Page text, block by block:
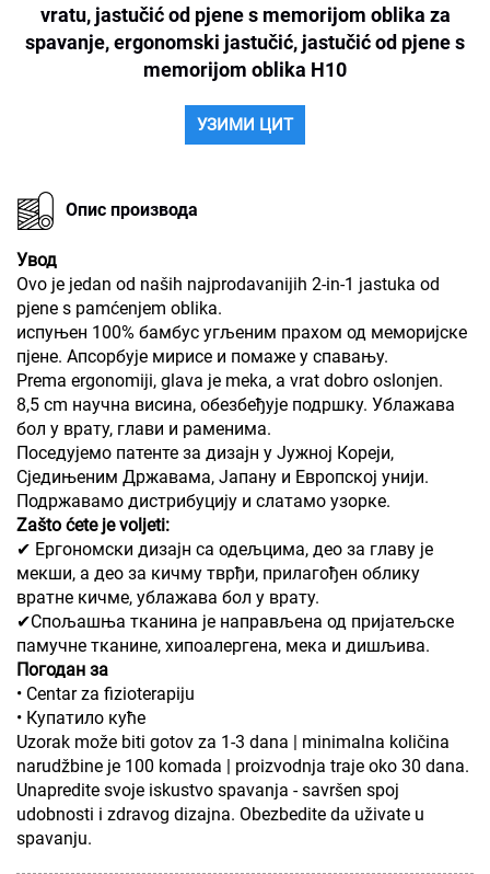
vratu, jastučić od pjene s memorijom oblika za
spavanje, ergonomski jastučić, jastučić od pjene s
memorijom oblika H10
УЗИМИ ЦИТ
Опис производа
Увод
Ovo je jedan od naših najprodavanijih 2-in-1 jastuka od
pjene s pamćenjem oblika.
испуњен 100% бамбус угљеним прахом од меморијске
пјене. Апсорбује мирисе и помаже у спавању.
Prema ergonomiji, glava je meka, a vrat dobro oslonjen.
8,5 cm научна висина, обезбеђује подршку. Ублажава
бол у врату, глави и раменима.
Поседујемо патенте за дизајн у Јужној Кореји,
Сједињеним Државама, Јапану и Европској унији.
Подржавамо дистрибуцију и слатамо узорке.
Zašto ćete je voljeti:
✔ Ергономски дизајн са одељцима, део за главу је
мекши, а део за кичму тврђи, прилагођен облику
вратне кичме, ублажава бол у врату.
✔Спољашња тканина је направљена од пријатељске
памучне тканине, хипоалергена, мека и дишљива.
Погодан за
• Centar za fizioterapiju
• Купатило куће
Uzorak može biti gotov za 1-3 dana | minimalna količina
narudžbine je 100 komada | proizvodnja traje oko 30 dana.
Unapredite svoje iskustvo spavanja - savršen spoj
udobnosti i zdravog dizajna. Obezbedite da uživate u
spavanju.